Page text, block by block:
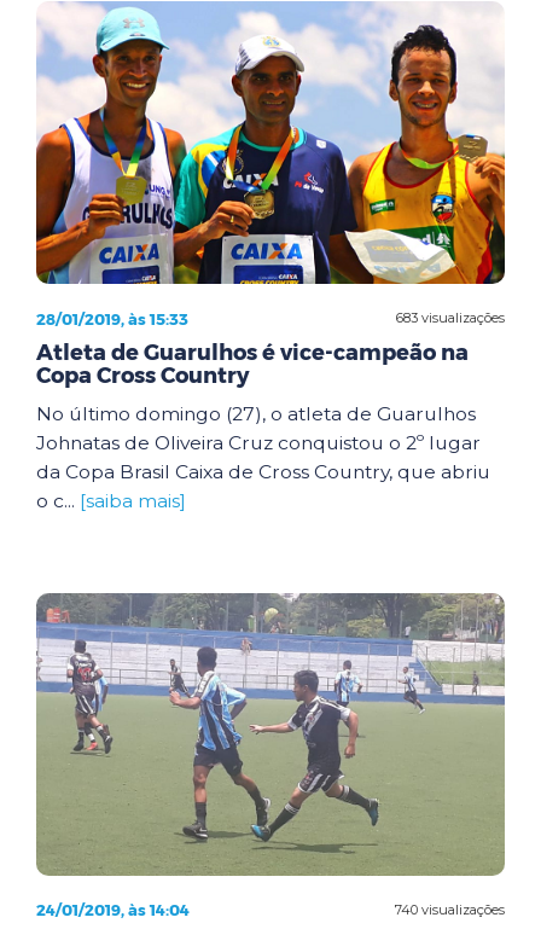
683 visualizações
28/01/2019, às 15:33
Atleta de Guarulhos é vice-campeão na
Copa Cross Country
No último domingo (27), o atleta de Guarulhos
Johnatas de Oliveira Cruz conquistou o 2º lugar
da Copa Brasil Caixa de Cross Country, que abriu
o c... [saiba mais]
740 visualizações
24/01/2019, às 14:04